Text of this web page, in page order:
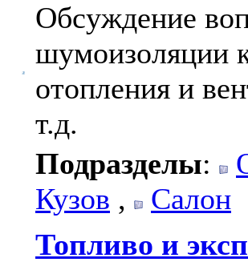
Обсуждение
шумоизоляции
отопления и
т.д.
Подразделы:
Кузов ,
Салон
Топливо и